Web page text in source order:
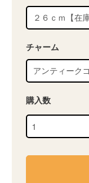
チャーム
購入数